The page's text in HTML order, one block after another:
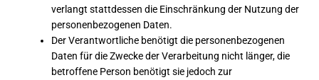
verlangt stattdessen die Einschränkung der Nutzung der
personenbezogenen Daten.
Der Verantwortliche benötigt die personenbezogenen
Daten für die Zwecke der Verarbeitung nicht länger, die
betroffene Person benötigt sie jedoch zur